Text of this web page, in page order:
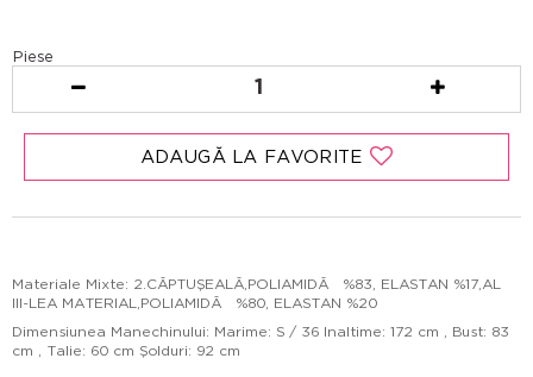
Piese
1
ADAUGĂ LA FAVORITE
Materiale Mixte: 2.CĂPTUŞEALĂ,POLIAMIDĂ %83, ELASTAN %17,AL
III-LEA MATERIAL,POLIAMIDĂ %80, ELASTAN %20
Dimensiunea Manechinului: Marime: S / 36 Inaltime: 172 cm , Bust: 83
cm , Talie: 60 cm Şolduri: 92 cm